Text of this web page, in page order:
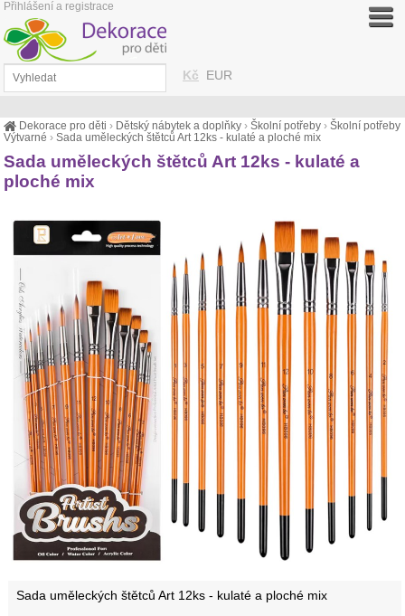
Dekorace pro děti › Dětský nábytek a doplňky ›Školní potřeby ›Školní potřeby
Výtvarné ›Sada uměleckých štětců Art 12ks - kulaté a ploché mix
Sada uměleckých štětců Art 12ks - kulaté a
ploché mix
Sada uměleckých štětců Art 12ks - kulaté a ploché mix
Kč EUR
Přihlášení a registrace